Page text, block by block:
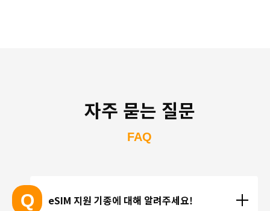
자주 묻는 질문
FAQ
Q eSIM 지원 기종에 대해 알려주세요!